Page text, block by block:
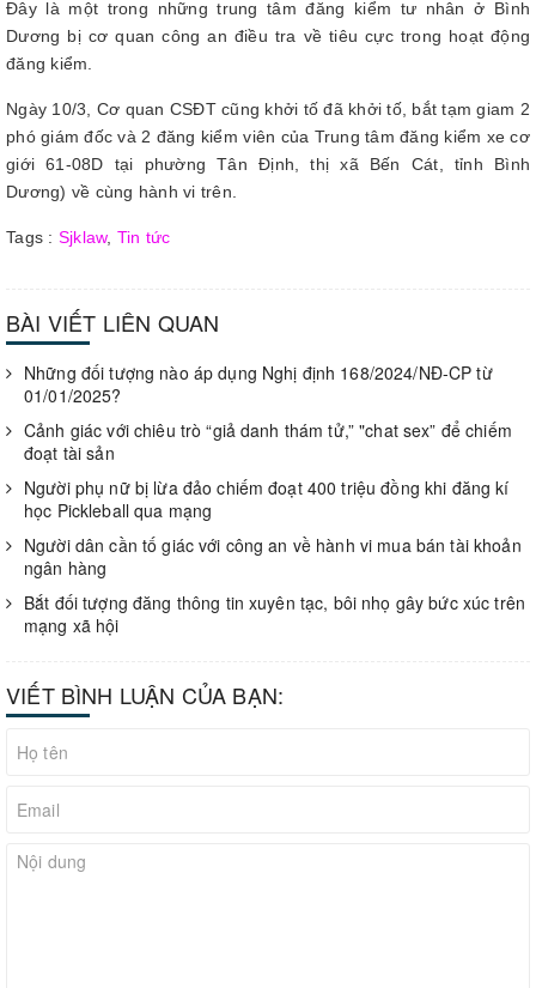
Đây là một trong những trung tâm đăng kiểm tư nhân ở Bình
Dương bị cơ quan công an điều tra về tiêu cực trong hoạt động
đăng kiểm.
Ngày 10/3, Cơ quan CSĐT cũng khởi tố đã khởi tố, bắt tạm giam 2
phó giám đốc và 2 đăng kiểm viên của Trung tâm đăng kiểm xe cơ
giới 61-08D tại phường Tân Định, thị xã Bến Cát, tỉnh Bình
Dương) về cùng hành vi trên.
Tags : Sjklaw, Tin tức
BÀI VIẾT LIÊN QUAN
Những đối tượng nào áp dụng Nghị định 168/2024/NĐ-CP từ
01/01/2025?
Cảnh giác với chiêu trò “giả danh thám tử,” "chat sex” để chiếm
đoạt tài sản
Người phụ nữ bị lừa đảo chiếm đoạt 400 triệu đồng khi đăng kí
học Pickleball qua mạng
Người dân cần tố giác với công an về hành vi mua bán tài khoản
ngân hàng
Bắt đối tượng đăng thông tin xuyên tạc, bôi nhọ gây bức xúc trên
mạng xã hội
VIẾT BÌNH LUẬN CỦA BẠN: